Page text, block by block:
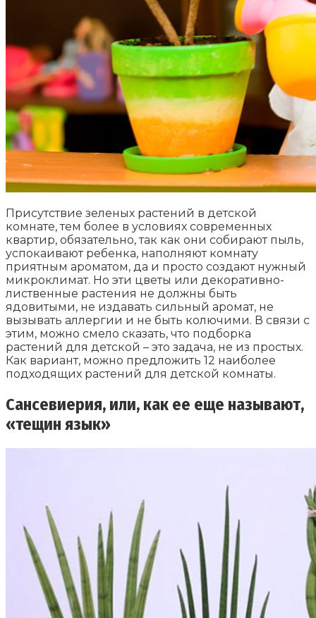
Присутствие зеленых растений в детской
комнате, тем более в условиях современных
квартир, обязательно, так как они собирают пыль,
успокаивают ребенка, наполняют комнату
приятным ароматом, да и просто создают нужный
микроклимат. Но эти цветы или декоративно-
лиственные растения не должны быть
ядовитыми, не издавать сильный аромат, не
вызывать аллергии и не быть колючими. В связи с
этим, можно смело сказать, что подборка
растений для детской – это задача, не из простых.
Как вариант, можно предложить 12 наиболее
подходящих растений для детской комнаты.
Сансевиерия, или, как ее еще называют,
«тещин язык»